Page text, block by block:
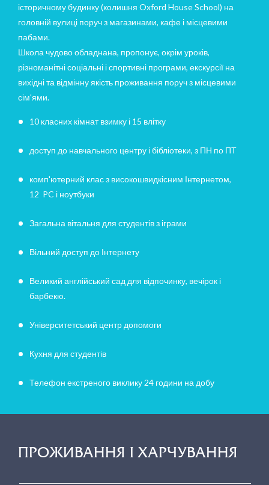
історичному будинку (колишня Oxford House School) на
головній вулиці поруч з магазинами, кафе і місцевими
пабами.
Школа чудово обладнана, пропонує, окрім уроків,
різноманітні соціальні і спортивні програми, екскурсії на
вихідні та відмінну якість проживання поруч з місцевими
сім'ями.
10 класних кімнат взимку і 15 влітку
доступ до навчального центру і бібліотеки, з ПН по ПТ
комп'ютерний клас з високошвидкісним Інтернетом,
12 PC і ноутбуки
Загальна вітальня для студентів з іграми
Вільний доступ до Інтернету
Великий англійський сад для відпочинку, вечірок і
барбекю.
Університетський центр допомоги
Кухня для студентів
Телефон екстреного виклику 24 години на добу
ПРОЖИВАННЯ І ХАРЧУВАННЯ